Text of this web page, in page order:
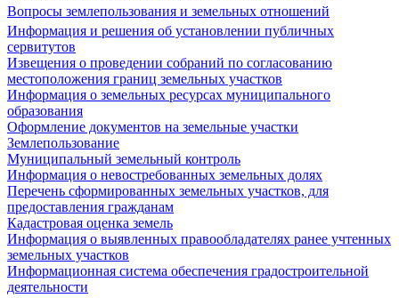
Вопросы землепользования и земельных отношений
Информация и решения об установлении публичных
сервитутов
Извещения о проведении собраний по согласованию
местоположения границ земельных участков
Информация о земельных ресурсах муниципального
образования
Оформление документов на земельные участки
Землепользование
Муниципальный земельный контроль
Информация о невостребованных земельных долях
Перечень сформированных земельных участков, для
предоставления гражданам
Кадастровая оценка земель
Информация о выявленных правообладателях ранее учтенных
земельных участков
Информационная система обеспечения градостроительной
деятельности